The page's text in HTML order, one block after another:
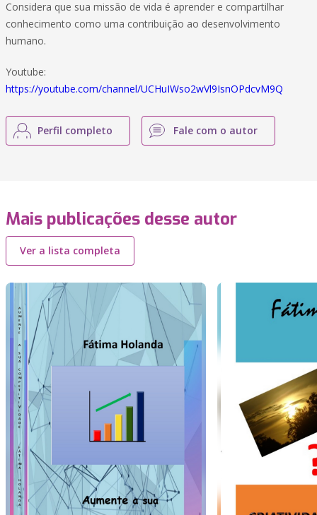
Considera que sua missão de vida é aprender e compartilhar
conhecimento como uma contribuição ao desenvolvimento
humano.
Youtube:
https://youtube.com/channel/UCHuIWso2wVl9IsnOPdcvM9Q
Perfil completo Fale com o autor
Mais publicações desse autor
Ver a lista completa